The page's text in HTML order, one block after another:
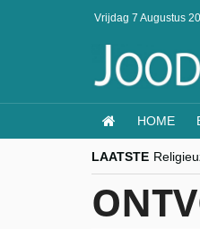
Vrijdag 7 Augustus
HOME
LAATSTE